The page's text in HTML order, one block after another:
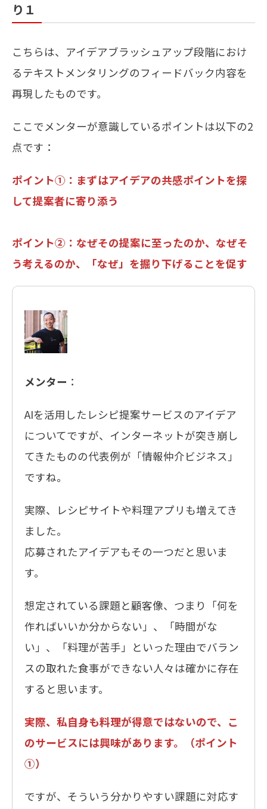
り１
こちらは、アイデアブラッシュアップ段階におけ
るテキストメンタリングのフィードバック内容を
再現したものです。
ここでメンターが意識しているポイントは以下の2
点です：
ポイント①：まずはアイデアの共感ポイントを探
して提案者に寄り添う
ポイント②：なぜその提案に至ったのか、なぜそ
う考えるのか、「なぜ」を掘り下げることを促す
メンター ：
AIを活用したレシピ提案サービスのアイデア
についてですが、インターネットが突き崩し
てきたものの代表例が「情報仲介ビジネス」
ですね。
実際、レシピサイトや料理アプリも増えてき
ました。
応募されたアイデアもその一つだと思いま
す。
想定されている課題と顧客像、つまり「何を
作ればいいか分からない」、「時間がな
い」、「料理が苦手」といった理由でバラン
スの取れた食事ができない人々は確かに存在
すると思います。
実際、私自身も料理が得意ではないので、こ
のサービスには興味があります。（ポイント
①）
ですが、そういう分かりやすい課題に対応す